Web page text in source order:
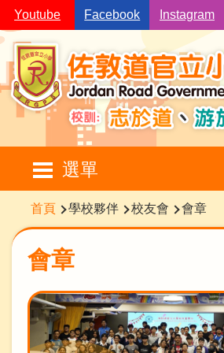
移至主內容
Youtube Facebook Instagram
選單
Main
navigation
導
航
連
結
首頁 學校夥伴 校友會 會章
會章